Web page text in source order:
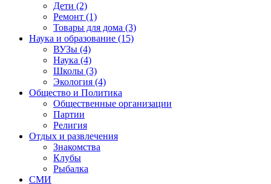
Дети (2)
Ремонт (1)
Товары для дома (3)
Наука и образование (15)
ВУЗы (4)
Наука (4)
Школы (3)
Экология (4)
Общество и Политика
Общественные организации
Партии
Религия
Отдых и развлечения
Знакомства
Клубы
Рыбалка
СМИ